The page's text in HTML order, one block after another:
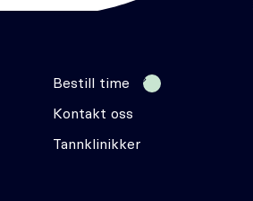
Bestill time
Kontakt oss
Tannklinikker